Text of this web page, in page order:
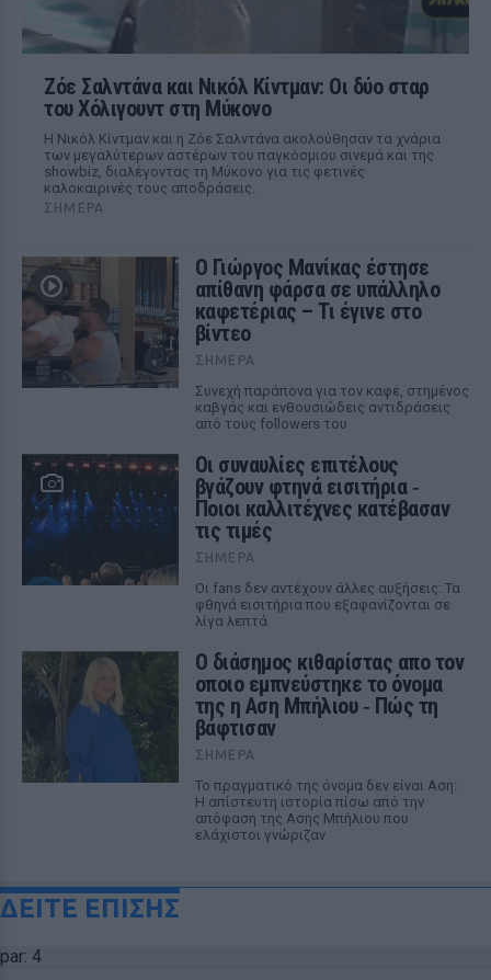
Ζόε Σαλντάνα και Νικόλ Κίντμαν: Οι δύο σταρ
του Χόλιγουντ στη Μύκονο
Η Νικόλ Κίντμαν και η Ζόε Σαλντάνα ακολούθησαν τα χνάρια
των μεγαλύτερων αστέρων του παγκόσμιου σινεμά και της
showbiz, διαλέγοντας τη Μύκονο για τις φετινές
καλοκαιρινές τους αποδράσεις.
ΣΉΜΕΡΑ
Ο Γιώργος Μανίκας έστησε
απίθανη φάρσα σε υπάλληλο
καφετέριας – Τι έγινε στο
βίντεο
ΣΉΜΕΡΑ
Συνεχή παράπονα για τον καφέ, στημένος
καβγάς και ενθουσιώδεις αντιδράσεις
από τους followers του
Οι συναυλίες επιτέλους
βγάζουν φτηνά εισιτήρια ‑
Ποιοι καλλιτέχνες κατέβασαν
τις τιμές
ΣΉΜΕΡΑ
Οι fans δεν αντέχουν άλλες αυξήσεις: Τα
φθηνά εισιτήρια που εξαφανίζονται σε
λίγα λεπτά
Ο διάσημος κιθαρίστας απο τον
οποιο εμπνεύστηκε το όνομα
της η Αση Μπήλιου ‑ Πώς τη
βάφτισαν
ΣΉΜΕΡΑ
Το πραγματικό της όνομα δεν είναι Αση:
Η απίστευτη ιστορία πίσω από την
απόφαση της Ασης Μπήλιου που
ελάχιστοι γνώριζαν
ΔΕΙΤΕ ΕΠΙΣΗΣ
par: 4